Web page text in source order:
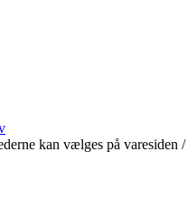
kan vælges på varesiden /